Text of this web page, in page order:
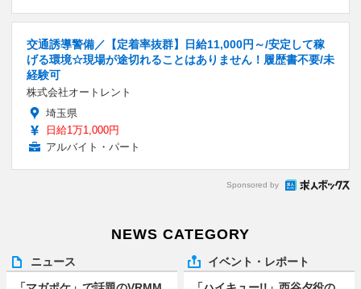
交通誘導警備／【定着率抜群】日給11,000円～/安定して稼
げる環境☆現場が途切れることはありません！履歴書不要/未
経験可
株式会社オートレント
埼玉県
日給1万1,000円
アルバイト・パート
Sponsored by
NEWS CATEGORY
ニュース イベント・レポート